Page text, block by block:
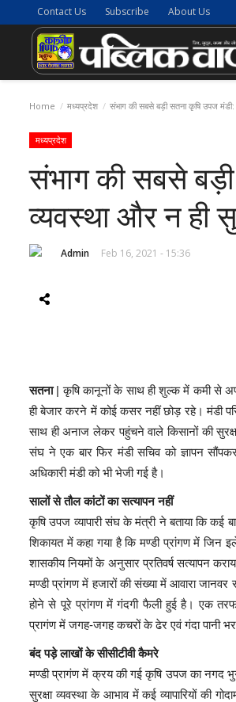
Contact Us Subscribe About Us
Home मध्यप्रदेश संभाग की सबसे बड़ी सतना कृषि उपज
मध्यप्रदेश
संभाग की सबसे
व्यवस्था और न ही
Admin Feb 16, 2021 - 15:36
सतना|कृषि कानूनों के साथ ही शुल्क में कमी से
ही बेजार करने में कोई कसर नहीं छोड़ रहे। मंडी
साथ ही अनाज लेकर पहुंचने वाले किसानों की
संघ ने एक बार फिर मंडी सचिव को ज्ञापन
अधिकारी मंडी को भी भेजी गई है।
सालों से तौल कांटों का सत्यापन नहीं
कृषि उपज व्यापारी संघ के मंत्री ने बताया कि कई
शिकायत में कहा गया है कि मण्डी प्रांगण में जिन
शासकीय नियमों के अनुसार प्रतिवर्ष सत्यापन
मण्डी प्रांगण में हजारों की संख्या में आवारा
होने से पूरे प्रांगण में गंदगी फैली हुई है। एक तरफ
प्रागंण में जगह-जगह कचरों के ढेर एवं गंदा पानी
बंद पड़े लाखों के सीसीटीवी कैमरे
मण्डी प्रागंण में क्रय की गई कृषि उपज का नगद
सुरक्षा व्यवस्था के आभाव में कई व्यापारियों की